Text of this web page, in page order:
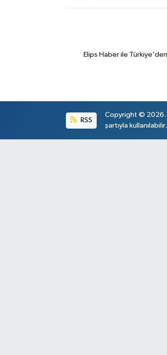
Elips Haber ile
RSS
Copyright © 2026.
şartıyla kullanılabilir.